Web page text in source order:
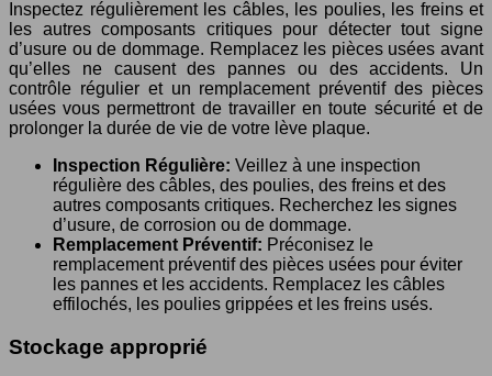
Inspectez régulièrement les câbles, les poulies, les freins et
les autres composants critiques pour détecter tout signe
d’usure ou de dommage. Remplacez les pièces usées avant
qu’elles ne causent des pannes ou des accidents. Un
contrôle régulier et un remplacement préventif des pièces
usées vous permettront de travailler en toute sécurité et de
prolonger la durée de vie de votre lève plaque.
Inspection Régulière: Veillez à une inspection
régulière des câbles, des poulies, des freins et des
autres composants critiques. Recherchez les signes
d’usure, de corrosion ou de dommage.
Remplacement Préventif: Préconisez le
remplacement préventif des pièces usées pour éviter
les pannes et les accidents. Remplacez les câbles
effilochés, les poulies grippées et les freins usés.
Stockage approprié